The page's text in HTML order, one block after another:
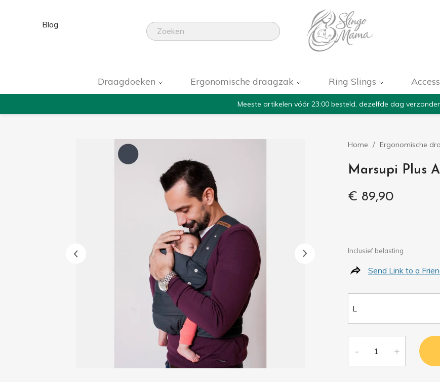
Blog
Draagdoeken Ergonomische draagzak Ring Slings
Meeste artikelen vóór 23:00 besteld, dezelfde dag
Home Ergonomische
Marsupi Plus
€ 89,90
Inclusief belasting
Send Link to a